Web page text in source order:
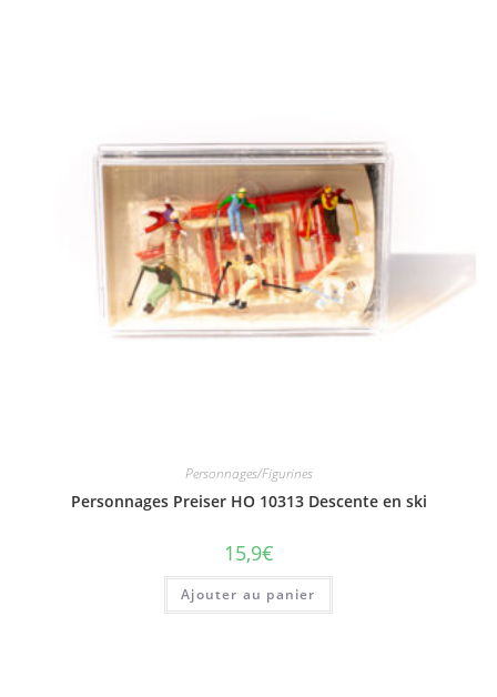
Personnages/Figurines
Personnages Preiser HO 10313 Descente en ski
15,9€
Ajouter au panier